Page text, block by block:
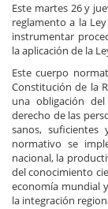
Este martes 26 y
reglamento a la
instrumentar
la aplicación de la
Este cuerpo
Constitución de la
una obligación
derecho de las
sanos,
normativo se
nacional, la
del conocimiento
economía mundial
la integración